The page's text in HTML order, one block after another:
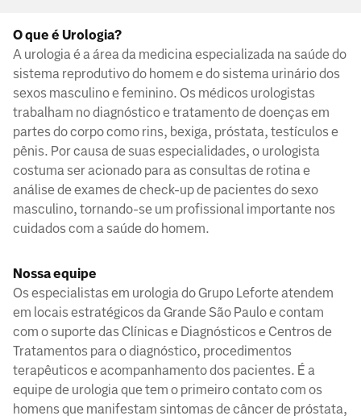
O que é Urologia?
A urologia é a área da medicina especializada na saúde do
sistema reprodutivo do homem e do sistema urinário dos
sexos masculino e feminino. Os médicos urologistas
trabalham no diagnóstico e tratamento de doenças em
partes do corpo como rins, bexiga, próstata, testículos e
pênis. Por causa de suas especialidades, o urologista
costuma ser acionado para as consultas de rotina e
análise de exames de check-up de pacientes do sexo
masculino, tornando-se um profissional importante nos
cuidados com a saúde do homem.
Nossa equipe
Os especialistas em urologia do Grupo Leforte atendem
em locais estratégicos da Grande São Paulo e contam
com o suporte das Clínicas e Diagnósticos e Centros de
Tratamentos para o diagnóstico, procedimentos
terapêuticos e acompanhamento dos pacientes. É a
equipe de urologia que tem o primeiro contato com os
homens que manifestam sintomas de câncer de próstata,